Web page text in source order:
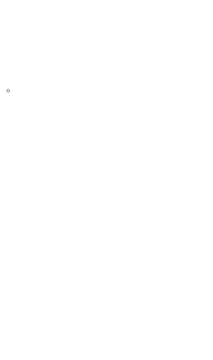
。